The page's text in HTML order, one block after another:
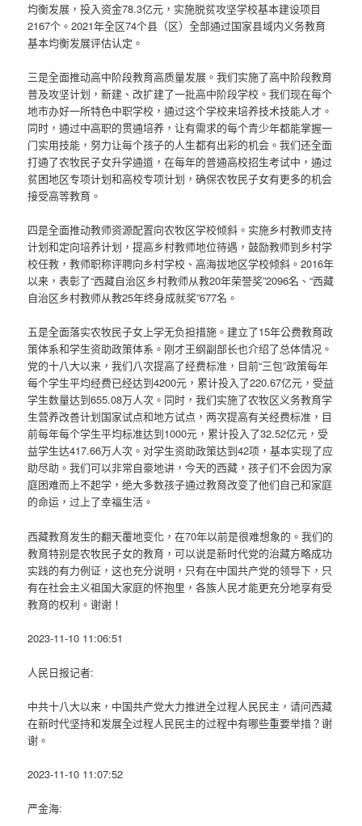
均衡发展，投入资金78.3亿元，实施脱贫攻坚学校基本建设项目
2167个。2021年全区74个县（区）全部通过国家县域内义务教育
基本均衡发展评估认定。
三是全面推动高中阶段教育高质量发展。我们实施了高中阶段教育
普及攻坚计划，新建、改扩建了一批高中阶段学校。我们现在每个
地市办好一所特色中职学校，通过这个学校来培养技术技能人才。
同时，通过中高职的贯通培养，让有需求的每个青少年都能掌握一
门实用技能，努力让每个孩子的人生都有出彩的机会。我们还全面
打通了农牧民子女升学通道，在每年的普通高校招生考试中，通过
贫困地区专项计划和高校专项计划，确保农牧民子女有更多的机会
接受高等教育。
四是全面推动教师资源配置向农牧区学校倾斜。实施乡村教师支持
计划和定向培养计划，提高乡村教师地位待遇，鼓励教师到乡村学
校任教，教师职称评聘向乡村学校、高海拔地区学校倾斜。2016年
以来，表彰了“西藏自治区乡村教师从教20年荣誉奖”2096名、“西藏
自治区乡村教师从教25年终身成就奖”677名。
五是全面落实农牧民子女上学无负担措施。建立了15年公费教育政
策体系和学生资助政策体系。刚才王纲副部长也介绍了总体情况。
党的十八大以来，我们八次提高了经费标准，目前“三包”政策每年
每个学生平均经费已经达到4200元，累计投入了220.67亿元，受益
学生数量达到655.08万人次。同时，我们实施了农牧区义务教育学
生营养改善计划国家试点和地方试点，两次提高有关经费标准，目
前每年每个学生平均标准达到1000元，累计投入了32.52亿元，受
益学生达417.66万人次。对学生资助政策达到42项，基本实现了应
助尽助。我们可以非常自豪地讲，今天的西藏，孩子们不会因为家
庭困难而上不起学，绝大多数孩子通过教育改变了他们自己和家庭
的命运，过上了幸福生活。
西藏教育发生的翻天覆地变化，在70年以前是很难想象的。我们的
教育特别是农牧民子女的教育，可以说是新时代党的治藏方略成功
实践的有力例证，这也充分说明，只有在中国共产党的领导下，只
有在社会主义祖国大家庭的怀抱里，各族人民才能更充分地享有受
教育的权利。谢谢！
2023-11-10 11:06:51
人民日报记者:
中共十八大以来，中国共产党大力推进全过程人民民主，请问西藏
在新时代坚持和发展全过程人民民主的过程中有哪些重要举措？谢
谢。
2023-11-10 11:07:52
严金海: